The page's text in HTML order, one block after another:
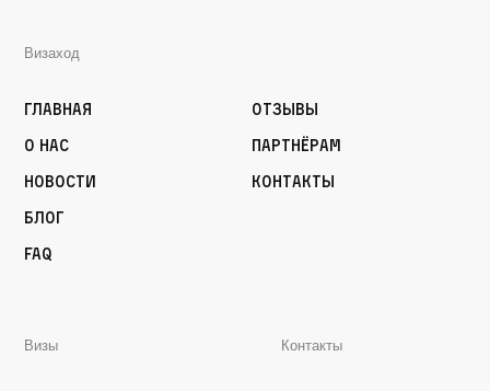
Визаход
Главная
О нас
Новости
Блог
FAQ
Отзывы
Партнёрам
Контакты
Визы Контакты